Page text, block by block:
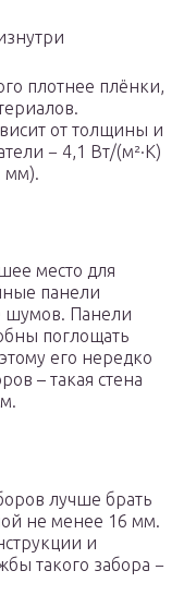
плотнее плёнки,
от толщины и
− 4,1 Вт/(м²·К)
мм).
место для
панели
шумов. Панели
поглощать
его нередко
– такая стена
лучше брать
не менее 16 мм.
и
такого забора −